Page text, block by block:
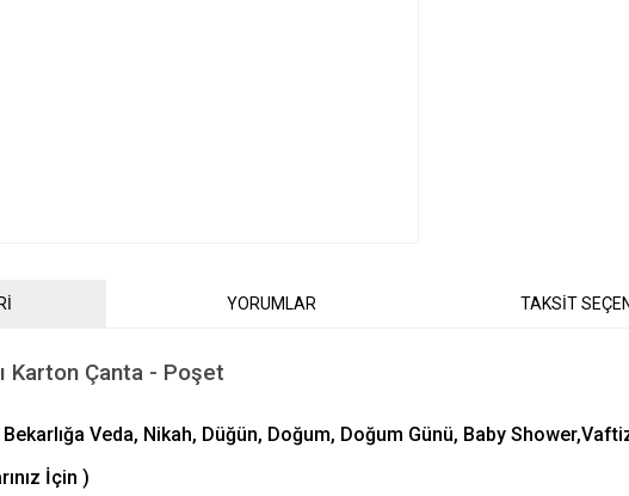
YORUMLAR TAKSİT
Karton Çanta - Poşet
Veda, Nikah, Düğün, Doğum, Doğum Günü, Baby
İçin )